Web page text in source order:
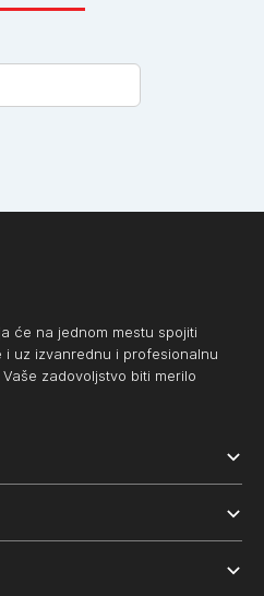
će na jednom mestu spojiti
uz izvanrednu i profesionalnu
zadovoljstvo biti merilo